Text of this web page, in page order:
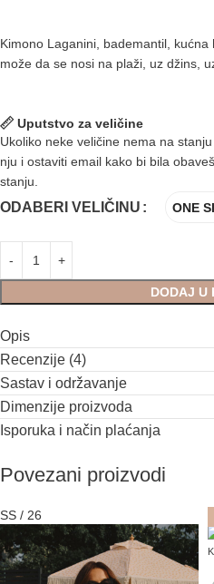
Kimono Laganini, bademantil,
može da se nosi na plaži, uz džins,
Uputstvo za veličine
Ukoliko neke veličine nema na
nju i ostaviti email kako bi bila
stanju.
ODABERI VELIČINU ONE
DODAJ U
Opis
Recenzije (4)
Sastav i održavanje
Dimenzije proizvoda
Isporuka i način plaćanja
Povezani proizvodi
SS / 26